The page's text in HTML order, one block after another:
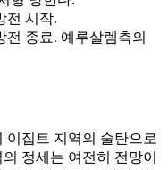
전 시작.
전 종료. 예루살렘측의
이집트 지역의 술탄으로
정세는 여전히 전망이